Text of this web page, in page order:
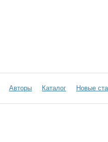
Авторы Каталог Новые